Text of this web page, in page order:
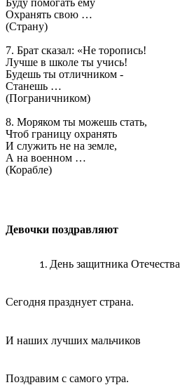
Буду помогать ему
Охранять свою …
(Страну)
7. Брат сказал: «Не торопись!
Лучше в школе ты учись!
Будешь ты отличником -
Станешь …
(Пограничником)
8. Моряком ты можешь стать,
Чтоб границу охранять
И служить не на земле,
А на военном …
(Корабле)
Девочки поздравляют
День защитника Отечества
Сегодня празднует страна.
И наших лучших мальчиков
Поздравим с самого утра.